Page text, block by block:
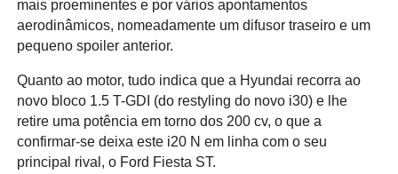
mais proeminentes e por vários apontamentos
aerodinâmicos, nomeadamente um difusor traseiro e um
pequeno spoiler anterior.
Quanto ao motor, tudo indica que a Hyundai recorra ao
novo bloco 1.5 T-GDI (do restyling do novo i30) e lhe
retire uma potência em torno dos 200 cv, o que a
confirmar-se deixa este i20 N em linha com o seu
principal rival, o Ford Fiesta ST.